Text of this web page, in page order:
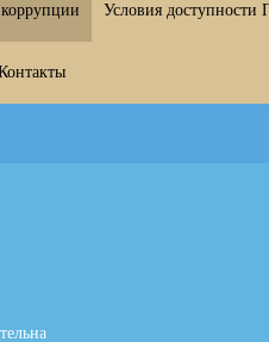
Условия